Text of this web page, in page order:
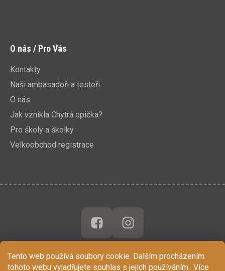
Tento web používá soubory cookie. Dalším procházením
tohoto webu vyjadřujete souhlas s jejich používáním.. Více
O nás / Pro Vás
Kontakty
Naši ambasadoři a testeři
O nás
Jak vznikla Chytrá opička?
Pro školy a školky
Velkoobchod registrace